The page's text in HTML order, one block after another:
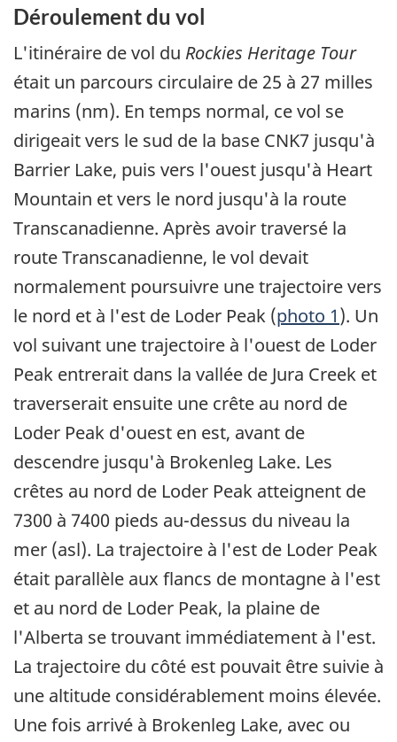
Déroulement du vol
L'itinéraire de vol du Rockies Heritage Tour
était un parcours circulaire de 25 à 27 milles
marins (nm). En temps normal, ce vol se
dirigeait vers le sud de la base CNK7 jusqu'à
Barrier Lake, puis vers l'ouest jusqu'à Heart
Mountain et vers le nord jusqu'à la route
Transcanadienne. Après avoir traversé la
route Transcanadienne, le vol devait
normalement poursuivre une trajectoire vers
le nord et à l'est de Loder Peak (photo 1). Un
vol suivant une trajectoire à l'ouest de Loder
Peak entrerait dans la vallée de Jura Creek et
traverserait ensuite une crête au nord de
Loder Peak d'ouest en est, avant de
descendre jusqu'à Brokenleg Lake. Les
crêtes au nord de Loder Peak atteignent de
7300 à 7400 pieds au-dessus du niveau la
mer (asl). La trajectoire à l'est de Loder Peak
était parallèle aux flancs de montagne à l'est
et au nord de Loder Peak, la plaine de
l'Alberta se trouvant immédiatement à l'est.
La trajectoire du côté est pouvait être suivie à
une altitude considérablement moins élevée.
Une fois arrivé à Brokenleg Lake, avec ou